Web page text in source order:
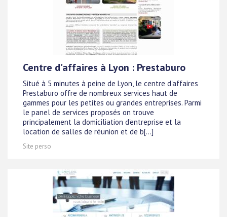
Centre d'affaires à Lyon : Prestaburo
Situé à 5 minutes à peine de Lyon, le centre d'affaires
Prestaburo offre de nombreux services haut de
gammes pour les petites ou grandes entreprises. Parmi
le panel de services proposés on trouve
principalement la domiciliation d'entreprise et la
location de salles de réunion et de b[...]
Site perso